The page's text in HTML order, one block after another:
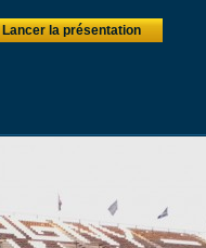
Lancer la présentation